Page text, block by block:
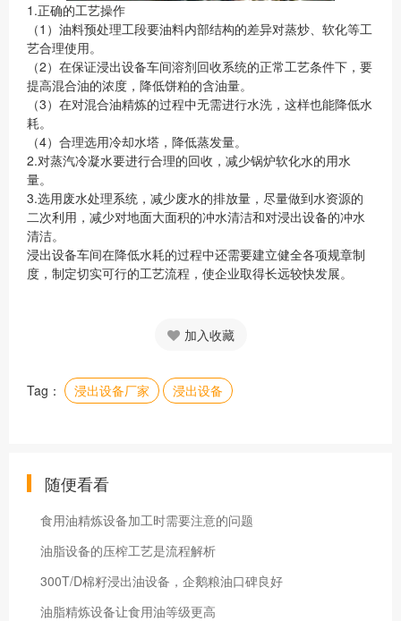
1.正确的工艺操作
（1）油料预处理工段要油料内部结构的差异对蒸炒、软化等工
艺合理使用。
（2）在保证浸出设备车间溶剂回收系统的正常工艺条件下，要
提高混合油的浓度，降低饼粕的含油量。
（3）在对混合油精炼的过程中无需进行水洗，这样也能降低水
耗。
（4）合理选用冷却水塔，降低蒸发量。
2.对蒸汽冷凝水要进行合理的回收，减少锅炉软化水的用水
量。
3.选用废水处理系统，减少废水的排放量，尽量做到水资源的
二次利用，减少对地面大面积的冲水清洁和对浸出设备的冲水
清洁。
浸出设备车间在降低水耗的过程中还需要建立健全各项规章制
度，制定切实可行的工艺流程，使企业取得长远较快发展。
加入收藏
Tag： 浸出设备厂家 浸出设备
随便看看
食用油精炼设备加工时需要注意的问题
油脂设备的压榨工艺是流程解析
300T/D棉籽浸出油设备，企鹅粮油口碑良好
油脂精炼设备让食用油等级更高